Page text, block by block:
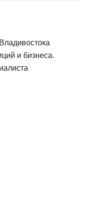
и бизнеса.